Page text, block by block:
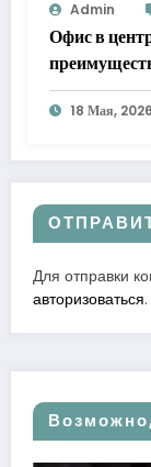
Admin
Офис в
18 Мая, 2026
Для отправки
авторизоваться.